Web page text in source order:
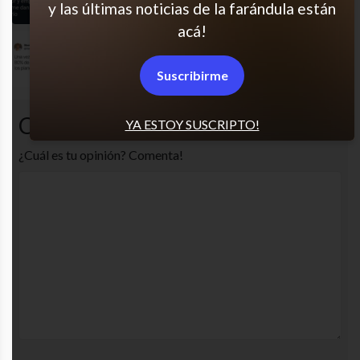
Lo que no es cama es lava
Comentarios
¿Cuál es tu opinión? Comenta!
YA ESTOY SUSCRIPTO!
y las últimas noticias de la farándula están
acá!
Suscribirme